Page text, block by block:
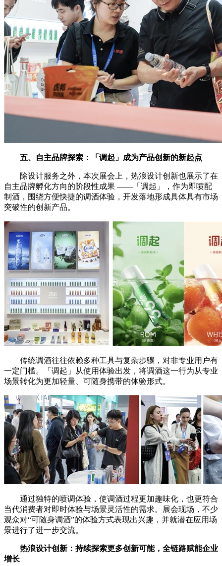
五、自主品牌探索：「调起」成为产品创新的新起点
除设计服务之外，本次展会上，热浪设计创新也展示了在
自主品牌孵化方向的阶段性成果 ——「调起」，作为即喷配
制酒，围绕方便快捷的调酒体验，开发落地形成具体具有市场
突破性的创新产品。
传统调酒往往依赖多种工具与复杂步骤，对非专业用户有
一定门槛。「调起」从使用体验出发，将调酒这一行为从专业
场景转化为更加轻量、可随身携带的体验形式。
通过独特的喷调体验，使调酒过程更加趣味化，也更符合
当代消费者对即时体验与场景灵活性的需求。展会现场，不少
观众对“可随身调酒”的体验方式表现出兴趣，并就潜在应用场
景进行了进一步交流。
热浪设计创新：持续探索更多创新可能，全链路赋能企业
增长